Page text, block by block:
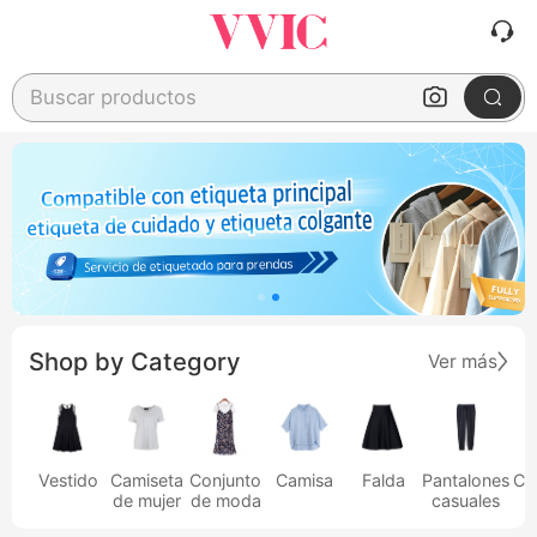
Buscar productos
Shop by Category Ver más
Vestido
Camiseta
de mujer
Conjunto
de moda
Camisa Falda
Pantalones
casuales